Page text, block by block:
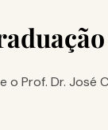
Prof. Dr. José